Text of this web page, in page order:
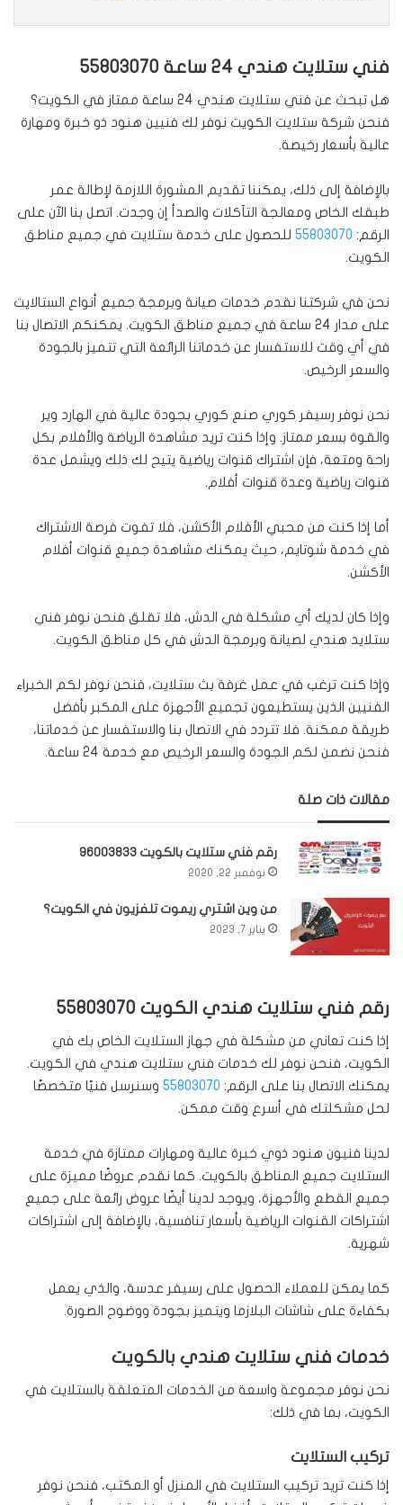
فني ستلايت هندي 24 ساعة 55803070
هل تبحث عن فني ستلايت هندي 24 ساعة ممتاز في الكويت؟
فنحن شركة ستلايت الكويت نوفر لك فنيين هنود ذو خبرة ومهارة
عالية بأسعار رخيصة.
بالإضافة إلى ذلك، يمكننا تقديم المشورة اللازمة لإطالة عمر
طبقك الخاص ومعالجة التآكلات والصدأ إن وجدت. اتصل بنا الآن على
الرقم: 55803070 للحصول على خدمة ستلايت في جميع مناطق
الكويت.
نحن في شركتنا نقدم خدمات صيانة وبرمجة جميع أنواع الستالايت
على مدار 24 ساعة في جميع مناطق الكويت. يمكنكم الاتصال بنا
في أي وقت للاستفسار عن خدماتنا الرائعة التي تتميز بالجودة
والسعر الرخيص.
نحن نوفر رسيفر كوري صنع كوري بجودة عالية في الهارد وير
والقوة بسعر ممتاز. وإذا كنت تريد مشاهدة الرياضة والأفلام بكل
راحة ومتعة، فإن اشتراك قنوات رياضية يتيح لك ذلك ويشمل عدة
قنوات رياضية وعدة قنوات أفلام.
أما إذا كنت من محبي الأفلام الأكشن، فلا تفوت فرصة الاشتراك
في خدمة شوتايم، حيث يمكنك مشاهدة جميع قنوات أفلام
الأكشن.
وإذا كان لديك أي مشكلة في الدش، فلا تقلق فنحن نوفر فني
ستلايد هندي لصيانة وبرمجة الدش في كل مناطق الكويت.
وإذا كنت ترغب في عمل غرفة بث ستلايت، فنحن نوفر لكم الخبراء
الفنيين الذين يستطيعون تجميع الأجهزة على المكبر بأفضل
طريقة ممكنة. فلا تتردد في الاتصال بنا والاستفسار عن خدماتنا،
فنحن نضمن لكم الجودة والسعر الرخيص مع خدمة 24 ساعة.
مقالات ذات صلة
رقم فني ستلايت بالكويت 96003833
نوفمبر 22, 2020
من وين اشتري ريموت تلفزيون في الكويت؟
يناير 7, 2023
رقم فني ستلايت هندي الكويت 55803070
إذا كنت تعاني من مشكلة في جهاز الستلايت الخاص بك في
الكويت، فنحن نوفر لك خدمات فني ستلايت هندي في الكويت.
يمكنك الاتصال بنا على الرقم: 55803070 وسنرسل فنيًا متخصصًا
لحل مشكلتك في أسرع وقت ممكن.
لدينا فنيون هنود ذوي خبرة عالية ومهارات ممتازة في خدمة
الستلايت جميع المناطق بالكويت. كما نقدم عروضًا مميزة على
جميع القطع والأجهزة، ويوجد لدينا أيضًا عروض رائعة على جميع
اشتراكات القنوات الرياضية بأسعار تنافسية، بالإضافة إلى اشتراكات
شهرية.
كما يمكن للعملاء الحصول على رسيفر عدسة، والذي يعمل
بكفاءة على شاشات البلازما ويتميز بجودة ووضوح الصورة.
خدمات فني ستلايت هندي بالكويت
نحن نوفر مجموعة واسعة من الخدمات المتعلقة بالستلايت في
الكويت، بما في ذلك:
تركيب الستلايت
إذا كنت تريد تركيب الستلايت في المنزل أو المكتب، فنحن نوفر